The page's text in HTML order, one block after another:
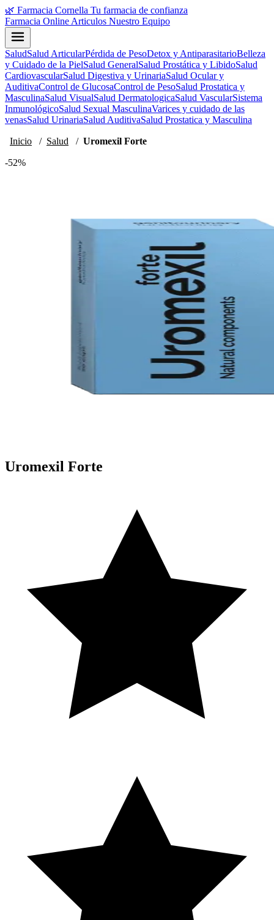
🌿 Farmacia Cornella Tu farmacia de confianza
Farmacia Online Articulos Nuestro Equipo
SaludSalud ArticularPérdida de PesoDetox y AntiparasitarioBelleza
y Cuidado de la PielSalud GeneralSalud Prostática y LibidoSalud
CardiovascularSalud Digestiva y UrinariaSalud Ocular y
AuditivaControl de GlucosaControl de PesoSalud Prostatica y
MasculinaSalud VisualSalud DermatologicaSalud VascularSistema
InmunológicoSalud Sexual MasculinaVarices y cuidado de las
venasSalud UrinariaSalud AuditivaSalud Prostatica y Masculina
Inicio / Salud / Uromexil Forte
-52%
Uromexil Forte